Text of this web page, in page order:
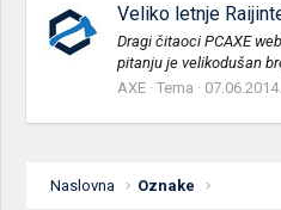
Veliko letnje
Dragi čitaoci PCAXE
pitanju je velikodušan
AXE Tema 07.06.2014.
Naslovna Oznake